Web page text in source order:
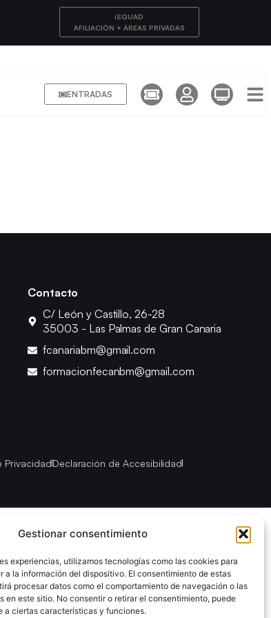
Gestionar consentimiento
experiencias, utilizamos tecnologías como las cookies para
a la información del dispositivo. El consentimiento de estas
procesar datos como el comportamiento de navegación o las
en este sitio. No consentir o retirar el consentimiento, puede
a ciertas características y funciones.
iSQUAD
AFILIACIÓN + ÁREAS PRIVADAS
ENTRADAS
Contacto
C/ León y Castillo, 26-28
35003 - Las Palmas de Gran Canaria
fcanariabm@gmail.com
formacionfecanbm@gmail.com
PrivacidadDeclaración de Accesibilidad